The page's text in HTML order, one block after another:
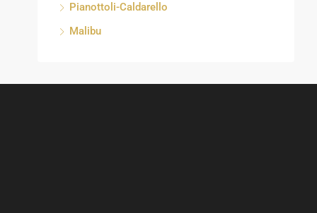
Pianottoli-Caldarello
Malibu